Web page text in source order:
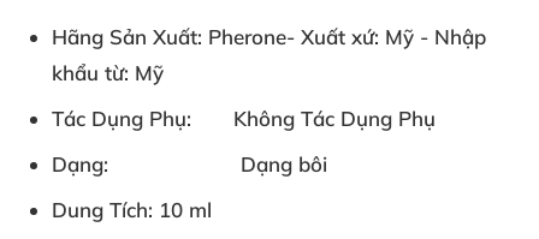
Hãng Sản Xuất: Pherone- Xuất xứ: Mỹ - Nhập
khẩu từ: Mỹ
Tác Dụng Phụ: Không Tác Dụng Phụ
Dạng: Dạng bôi
Dung Tích: 10 ml